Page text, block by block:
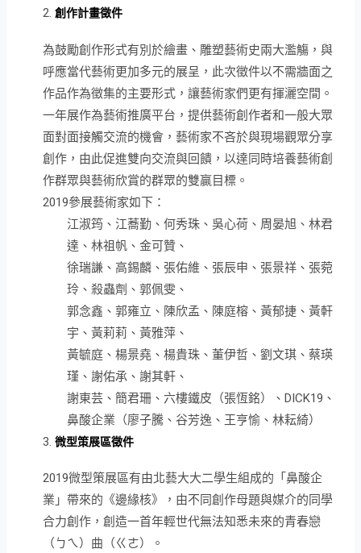
創作計畫徵件
為鼓勵創作形式有別於繪畫、雕塑藝術史兩大濫觴，與
呼應當代藝術更加多元的展呈，此次徵件以不需牆面之
作品作為徵集的主要形式，讓藝術家們更有揮灑空間。
一年展作為藝術推廣平台，提供藝術創作者和一般大眾
面對面接觸交流的機會，藝術家不吝於與現場觀眾分享
創作，由此促進雙向交流與回饋，以達同時培養藝術創
作群眾與藝術欣賞的群眾的雙贏目標。
2019參展藝術家如下：
江淑筠、江蕎勤、何秀珠、吳心荷、周晏旭、林君
達、林祖帆、金可贊、
徐瑞謙、高錫麟、張佑維、張辰申、張景祥、張菀
玲、殺蟲劑、郭佩雯、
郭念鑫、郭雍立、陳欣孟、陳庭榕、黃郁捷、黃軒
宇、黃莉莉、黃雅萍、
黃毓庭、楊景堯、楊貴珠、董伊哲、劉文琪、蔡瑛
瑾、謝佑承、謝其軒、
謝東芸、簡君珊、六樓鐵皮（張恆銘）、DICK19、
鼻酸企業（廖子騰、谷芳逸、王亨愉、林耘綺）
微型策展區徵件
2019微型策展區有由北藝大大二學生組成的「鼻酸企
業」帶來的《邊緣核》，由不同創作母題與媒介的同學
合力創作，創造一首年輕世代無法知悉未來的青春戀
（ㄅㄟ）曲（ㄍㄜ）。